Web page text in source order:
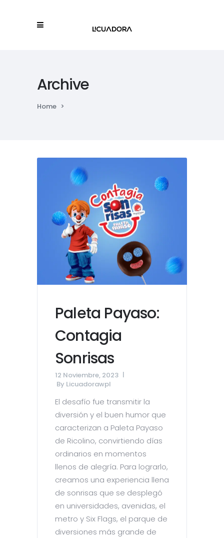
Archive
Home >
Paleta Payaso:
Contagia
Sonrisas
12 Noviembre, 2023
By Licuadorawpl
El desafío fue transmitir la
diversión y el buen humor que
caracterizan a Paleta Payaso
de Ricolino, convirtiendo días
ordinarios en momentos
llenos de alegría. Para lograrlo,
creamos una experiencia llena
de sonrisas que se desplegó
en universidades, avenidas, el
metro y Six Flags, el parque de
diversiones más grande de